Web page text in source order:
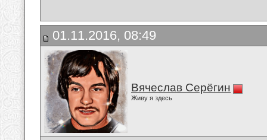
01.11.2016, 08:49
Вячеслав Серёгин
Живу я здесь